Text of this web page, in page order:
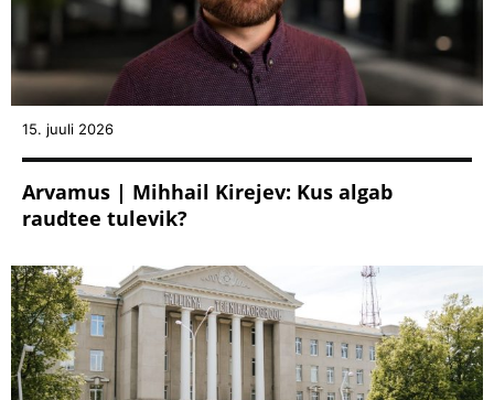
15. juuli 2026
Arvamus | Mihhail Kirejev: Kus algab
raudtee tulevik?